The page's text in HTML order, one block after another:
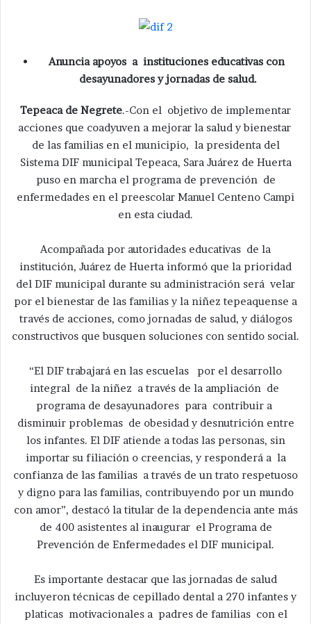
Anuncia apoyos a instituciones educativas con
desayunadores y jornadas de salud.
Tepeaca de Negrete.-Con el objetivo de implementar
acciones que coadyuven a mejorar la salud y bienestar
de las familias en el municipio, la presidenta del
Sistema DIF municipal Tepeaca, Sara Juárez de Huerta
puso en marcha el programa de prevención de
enfermedades en el preescolar Manuel Centeno Campi
en esta ciudad.
Acompañada por autoridades educativas de la
institución, Juárez de Huerta informó que la prioridad
del DIF municipal durante su administración será velar
por el bienestar de las familias y la niñez tepeaquense a
través de acciones, como jornadas de salud, y diálogos
constructivos que busquen soluciones con sentido social.
“El DIF trabajará en las escuelas por el desarrollo
integral de la niñez a través de la ampliación de
programa de desayunadores para contribuir a
disminuir problemas de obesidad y desnutrición entre
los infantes. El DIF atiende a todas las personas, sin
importar su filiación o creencias, y responderá a la
confianza de las familias a través de un trato respetuoso
y digno para las familias, contribuyendo por un mundo
con amor”, destacó la titular de la dependencia ante más
de 400 asistentes al inaugurar el Programa de
Prevención de Enfermedades el DIF municipal.
Es importante destacar que las jornadas de salud
incluyeron técnicas de cepillado dental a 270 infantes y
platicas motivacionales a padres de familias con el